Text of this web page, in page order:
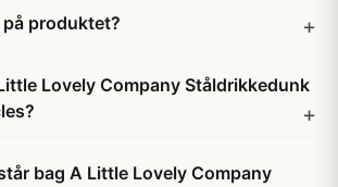
produktet?
Lovely Company Ståldrikkedunk
bag A Little Lovely Company